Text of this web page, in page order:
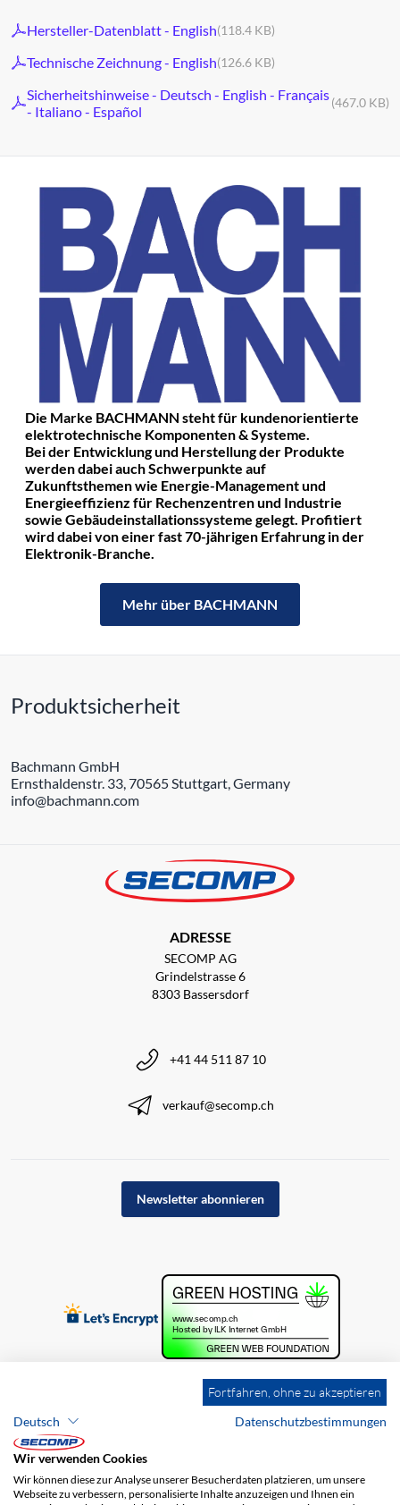
Hersteller-Datenblatt - English(118.4 KB)
Technische Zeichnung - English(126.6 KB)
Sicherheitshinweise - Deutsch - English - Français
- Italiano - Español
(467.0 KB)
Die Marke BACHMANN steht für kundenorientierte
elektrotechnische Komponenten & Systeme.
Bei der Entwicklung und Herstellung der Produkte
werden dabei auch Schwerpunkte auf
Zukunftsthemen wie Energie-Management und
Energieeffizienz für Rechenzentren und Industrie
sowie Gebäudeinstallationssysteme gelegt. Profitiert
wird dabei von einer fast 70-jährigen Erfahrung in der
Elektronik-Branche.
Mehr über BACHMANN
Produktsicherheit
Bachmann GmbH
Ernsthaldenstr. 33, 70565 Stuttgart, Germany
info@bachmann.com
ADRESSE
SECOMP AG
Grindelstrasse 6
8303 Bassersdorf
+41 44 511 87 10
verkauf@secomp.ch
Newsletter abonnieren
Fortfahren, ohne zu akzeptieren
Deutsch
Datenschutzbestimmungen
Wir verwenden Cookies
Wir können diese zur Analyse unserer Besucherdaten platzieren, um unsere
Webseite zu verbessern, personalisierte Inhalte anzuzeigen und Ihnen ein